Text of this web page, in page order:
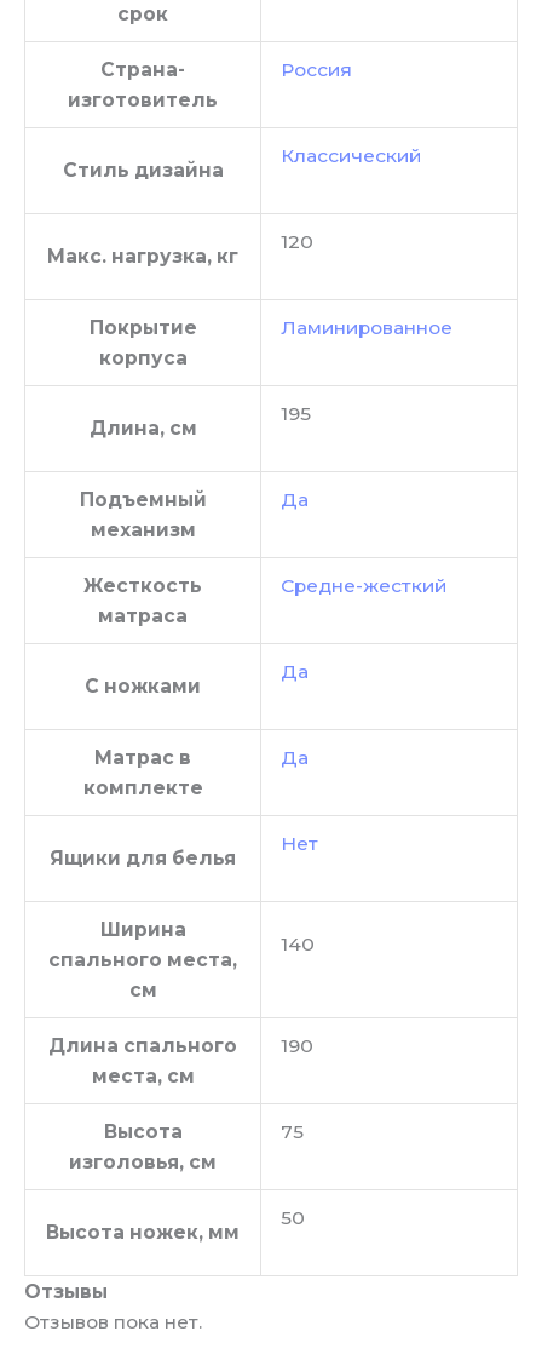
срок
Страна-
изготовитель
Россия
Стиль дизайна
Классический
Макс. нагрузка, кг
120
Покрытие
корпуса
Ламинированное
Длина, см
195
Подъемный
механизм
Да
Жесткость
матраса
Средне-жесткий
С ножками
Да
Матрас в
комплекте
Да
Ящики для белья
Нет
Ширина
спального места,
см
140
Длина спального
места, см
190
Высота
изголовья, см
75
Высота ножек, мм
50
Отзывы
Отзывов пока нет.